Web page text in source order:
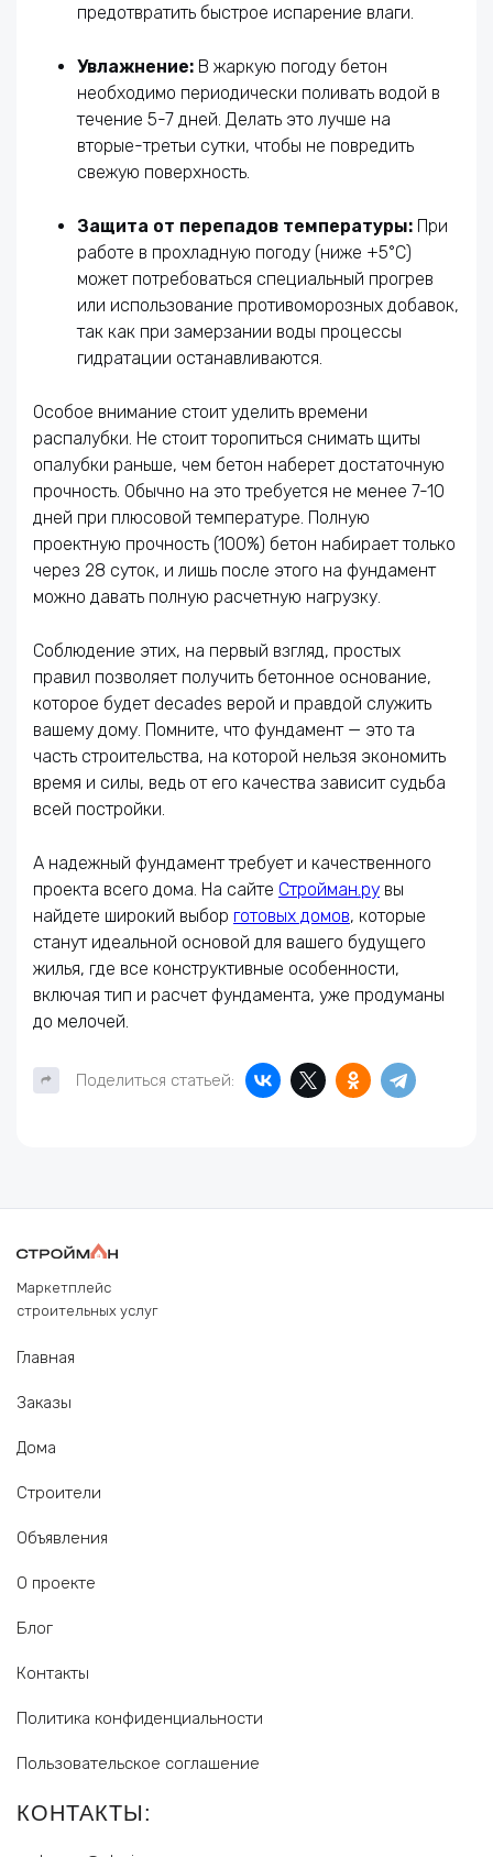
предотвратить быстрое испарение влаги.
Увлажнение: В жаркую погоду бетон
необходимо периодически поливать водой в
течение 5-7 дней. Делать это лучше на
вторые-третьи сутки, чтобы не повредить
свежую поверхность.
Защита от перепадов температуры: При
работе в прохладную погоду (ниже +5°C)
может потребоваться специальный прогрев
или использование противоморозных добавок,
так как при замерзании воды процессы
гидратации останавливаются.
Особое внимание стоит уделить времени
распалубки. Не стоит торопиться снимать щиты
опалубки раньше, чем бетон наберет достаточную
прочность. Обычно на это требуется не менее 7-10
дней при плюсовой температуре. Полную
проектную прочность (100%) бетон набирает только
через 28 суток, и лишь после этого на фундамент
можно давать полную расчетную нагрузку.
Соблюдение этих, на первый взгляд, простых
правил позволяет получить бетонное основание,
которое будет decades верой и правдой служить
вашему дому. Помните, что фундамент — это та
часть строительства, на которой нельзя экономить
время и силы, ведь от его качества зависит судьба
всей постройки.
А надежный фундамент требует и качественного
проекта всего дома. На сайте Стройман.ру вы
найдете широкий выбор готовых домов, которые
станут идеальной основой для вашего будущего
жилья, где все конструктивные особенности,
включая тип и расчет фундамента, уже продуманы
до мелочей.
Поделиться статьей:
Маркетплейс
строительных услуг
Главная
Заказы
Дома
Строители
Объявления
О проекте
Блог
Контакты
Политика конфиденциальности
Пользовательское соглашение
КОНТАКТЫ: